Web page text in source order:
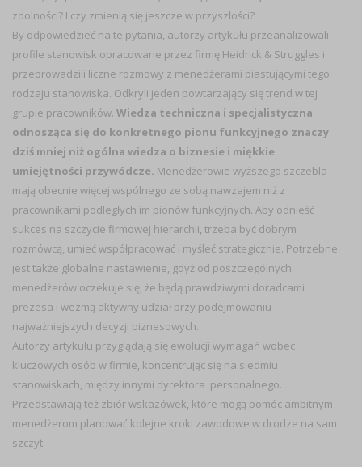
zdolności? I czy zmienią się jeszcze w przyszłości?
By odpowiedzieć na te pytania, autorzy artykułu przeanalizowali
profile stanowisk opracowane przez firmę Heidrick & Struggles i
przeprowadzili liczne rozmowy z menedżerami piastującymi tego
rodzaju stanowiska. Odkryli jeden powtarzający się trend w tej
grupie pracowników. Wiedza techniczna i specjalistyczna
odnosząca się do konkretnego pionu funkcyjnego znaczy
dziś mniej niż ogólna wiedza o biznesie i miękkie
umiejętności przywódcze. Menedżerowie wyższego szczebla
mają obecnie więcej wspólnego ze sobą nawzajem niż z
pracownikami podległych im pionów funkcyjnych. Aby odnieść
sukces na szczycie firmowej hierarchii, trzeba być dobrym
rozmówcą, umieć współpracować i myśleć strategicznie. Potrzebne
jest także globalne nastawienie, gdyż od poszczególnych
menedżerów oczekuje się, że będą prawdziwymi doradcami
prezesa i wezmą aktywny udział przy podejmowaniu
najważniejszych decyzji biznesowych.
Autorzy artykułu przyglądają się ewolucji wymagań wobec
kluczowych osób w firmie, koncentrując się na siedmiu
stanowiskach, między innymi dyrektora personalnego.
Przedstawiają też zbiór wskazówek, które mogą pomóc ambitnym
menedżerom planować kolejne kroki zawodowe w drodze na sam
szczyt.